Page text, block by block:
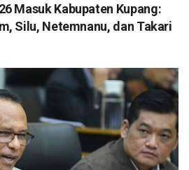
Masuk Kabupaten Kupang:
Silu, Netemnanu, dan Takari